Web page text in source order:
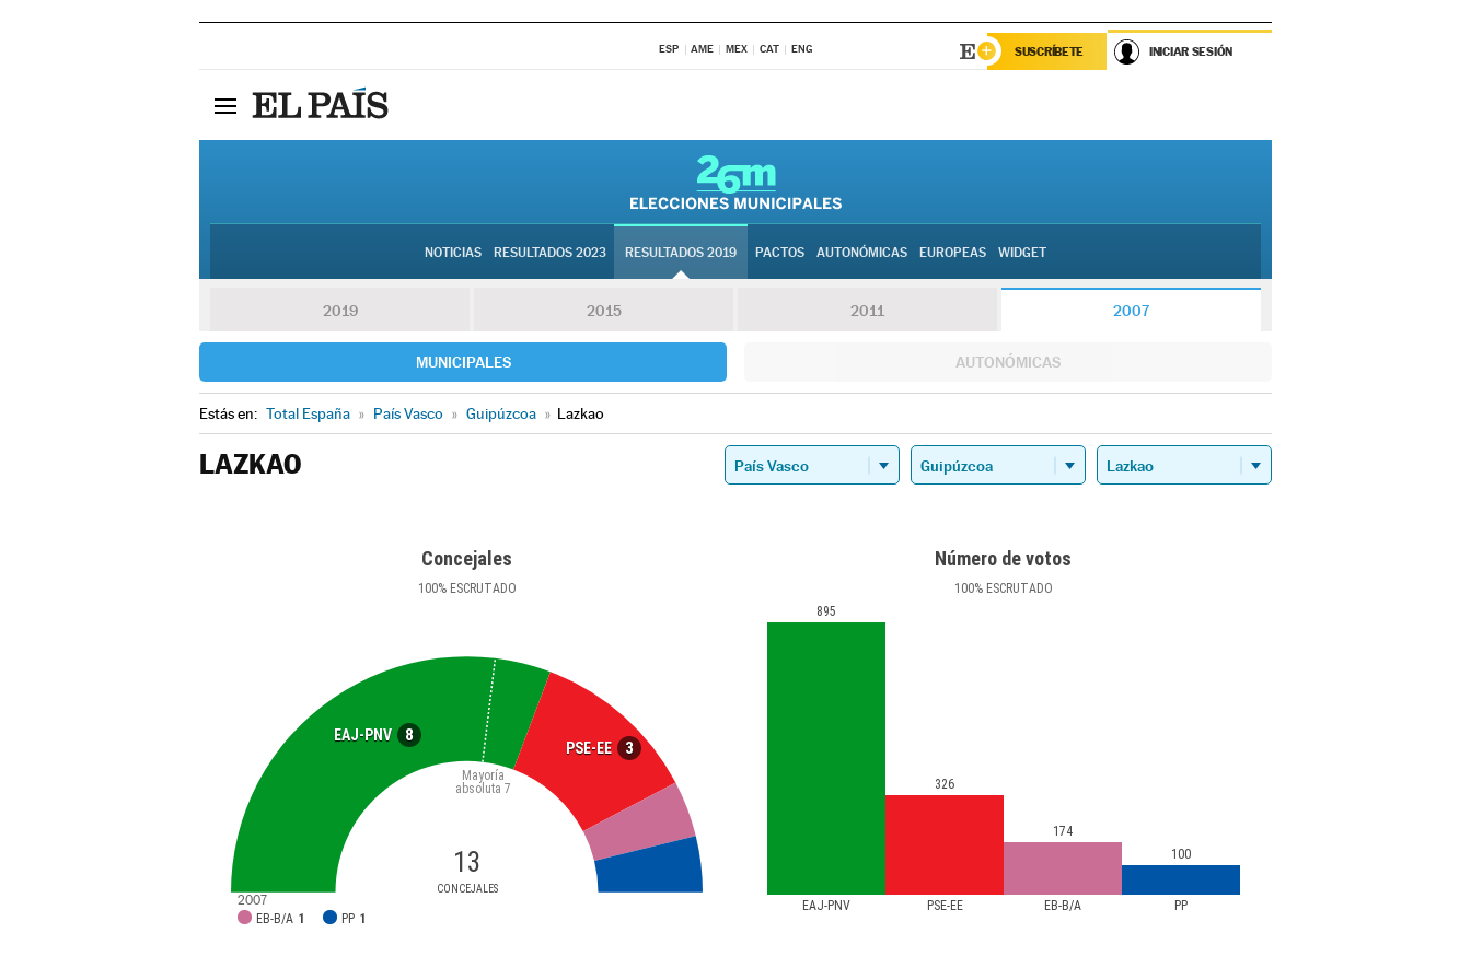
ESP AME MEX CAT ENG SUSCRÍBETE INICIAR SESIÓN
NOTICIAS RESULTADOS 2023 RESULTADOS 2019 PACTOS AUTONÓMICAS EUROPEAS WIDGET
2019 2015 2011 2007
MUNICIPALES AUTONÓMICAS
Estás en: Total España » País Vasco » Guipúzcoa » Lazkao
LAZKAO
Concejales
100%ESCRUTADO
EAJ-PNV 8
PSE-EE 3
13
CONCEJALES
Mayoría
absoluta 7
EB-B/A 1 PP 1
2007
Número de votos
100%ESCRUTADO
EAJ-PNV PSE-EE EB-B/A PP
895
326
174
100